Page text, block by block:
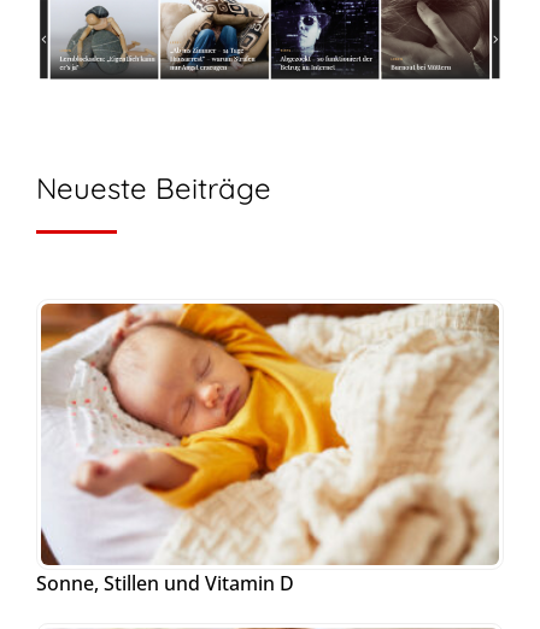
Neueste Beiträge
Sonne, Stillen und Vitamin D